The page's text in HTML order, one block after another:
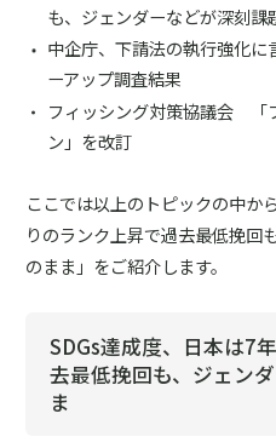
も、ジェンダーなどが深刻課
中企庁、下請法の執行強化
ーアップ調査結果
フィッシング対策協議会 「
ン」を改訂
ここでは以上のトピックの中か
りのランク上昇で過去最低挽回
のまま」をご紹介します。
SDGs達成度、日本は7
去最低挽回も、ジェン
ま